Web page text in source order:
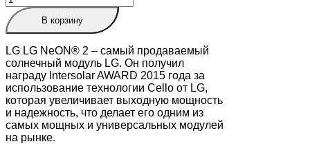
В корзину
LG LG NeON® 2 – самый продаваемый
солнечный модуль LG. Он получил
награду Intersolar AWARD 2015 года за
использование технологии Cello от LG,
которая увеличивает выходную мощность
и надежность, что делает его одним из
самых мощных и универсальных модулей
на рынке.